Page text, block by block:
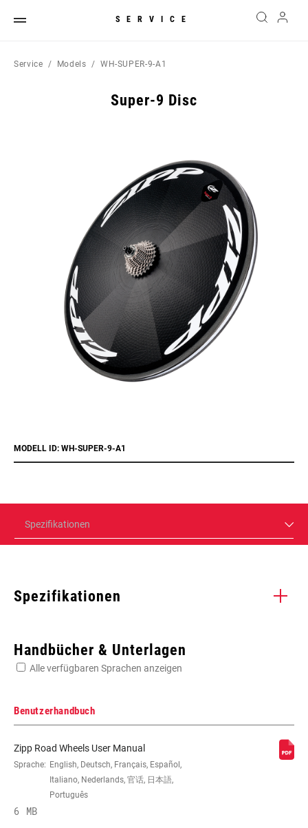
SERVICE
Service Models WH-SUPER-9-A1
Super-9 Disc
MODELL ID: WH-SUPER-9-A1
Spezifikationen
Spezifikationen
GRÖSSE (LAUFRÄDER) 700c
FELGENKONSTRUKTION
Handbücher & Unterlagen
Alle verfügbaren Sprachen anzeigen
Benutzerhandbuch
Zipp Road Wheels User Manual
Sprache: English, Deutsch, Français, Español,
Italiano, Nederlands, 官话, 日本語,
Português
6 MB